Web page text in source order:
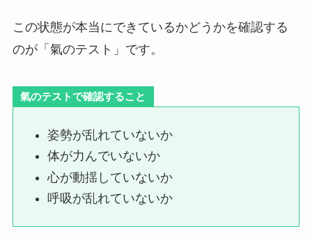
この状態が本当にできているかどうかを確認する
のが「氣のテスト」です。
氣のテストで確認すること
姿勢が乱れていないか
体が力んでいないか
心が動揺していないか
呼吸が乱れていないか